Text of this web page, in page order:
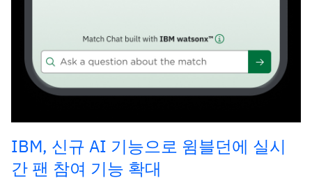
IBM, 신규 AI 기능으로 윔블던에 실시
간 팬 참여 기능 확대